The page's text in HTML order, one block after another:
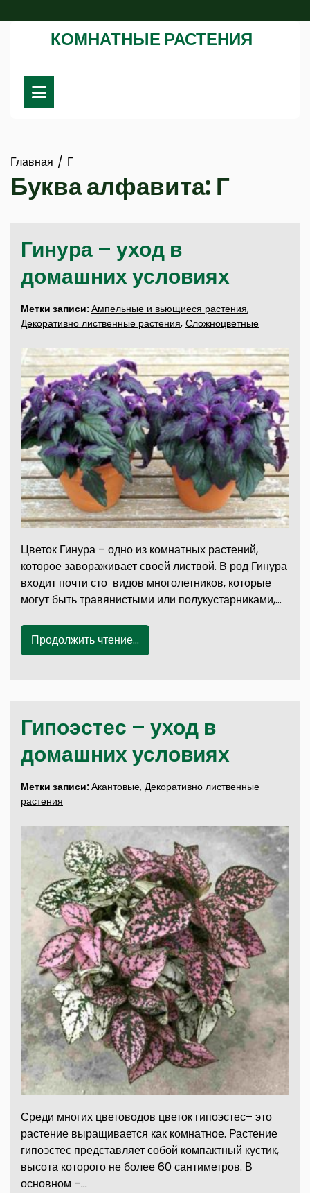
к
содержимомуКОМНАТНЫЕ РАСТЕНИЯ
Главная Г
Буква алфавита: Г
Гинура – уход в
домашних условиях
Метки записи:Ампельные и вьющиеся растения,
Декоративно лиственные растения, Сложноцветные
Цветок Гинура – одно из комнатных растений,
которое завораживает своей листвой. В род Гинура
входит почти сто видов многолетников, которые
могут быть травянистыми или полукустарниками,…
Продолжить чтение...
Гипоэстес – уход в
домашних условиях
Метки записи:Акантовые, Декоративно лиственные
растения
Среди многих цветоводов цветок гипоэстес– это
растение выращивается как комнатное. Растение
гипоэстес представляет собой компактный кустик,
высота которого не более 60 сантиметров. В
основном –…